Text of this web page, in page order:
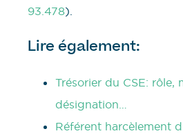
93.478).
Lire également:
Trésorier du CSE: rôle,
désignation…
Référent harcèlement